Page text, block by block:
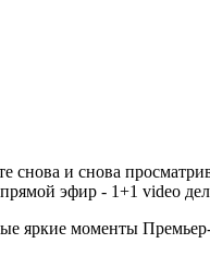
снова и снова
эфир - 1+1 video
яркие моменты